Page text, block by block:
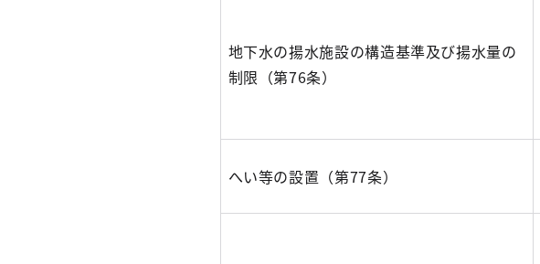
地下水の揚水施設の構造基準及び揚水量の
制限（第76条）
へい等の設置（第77条）